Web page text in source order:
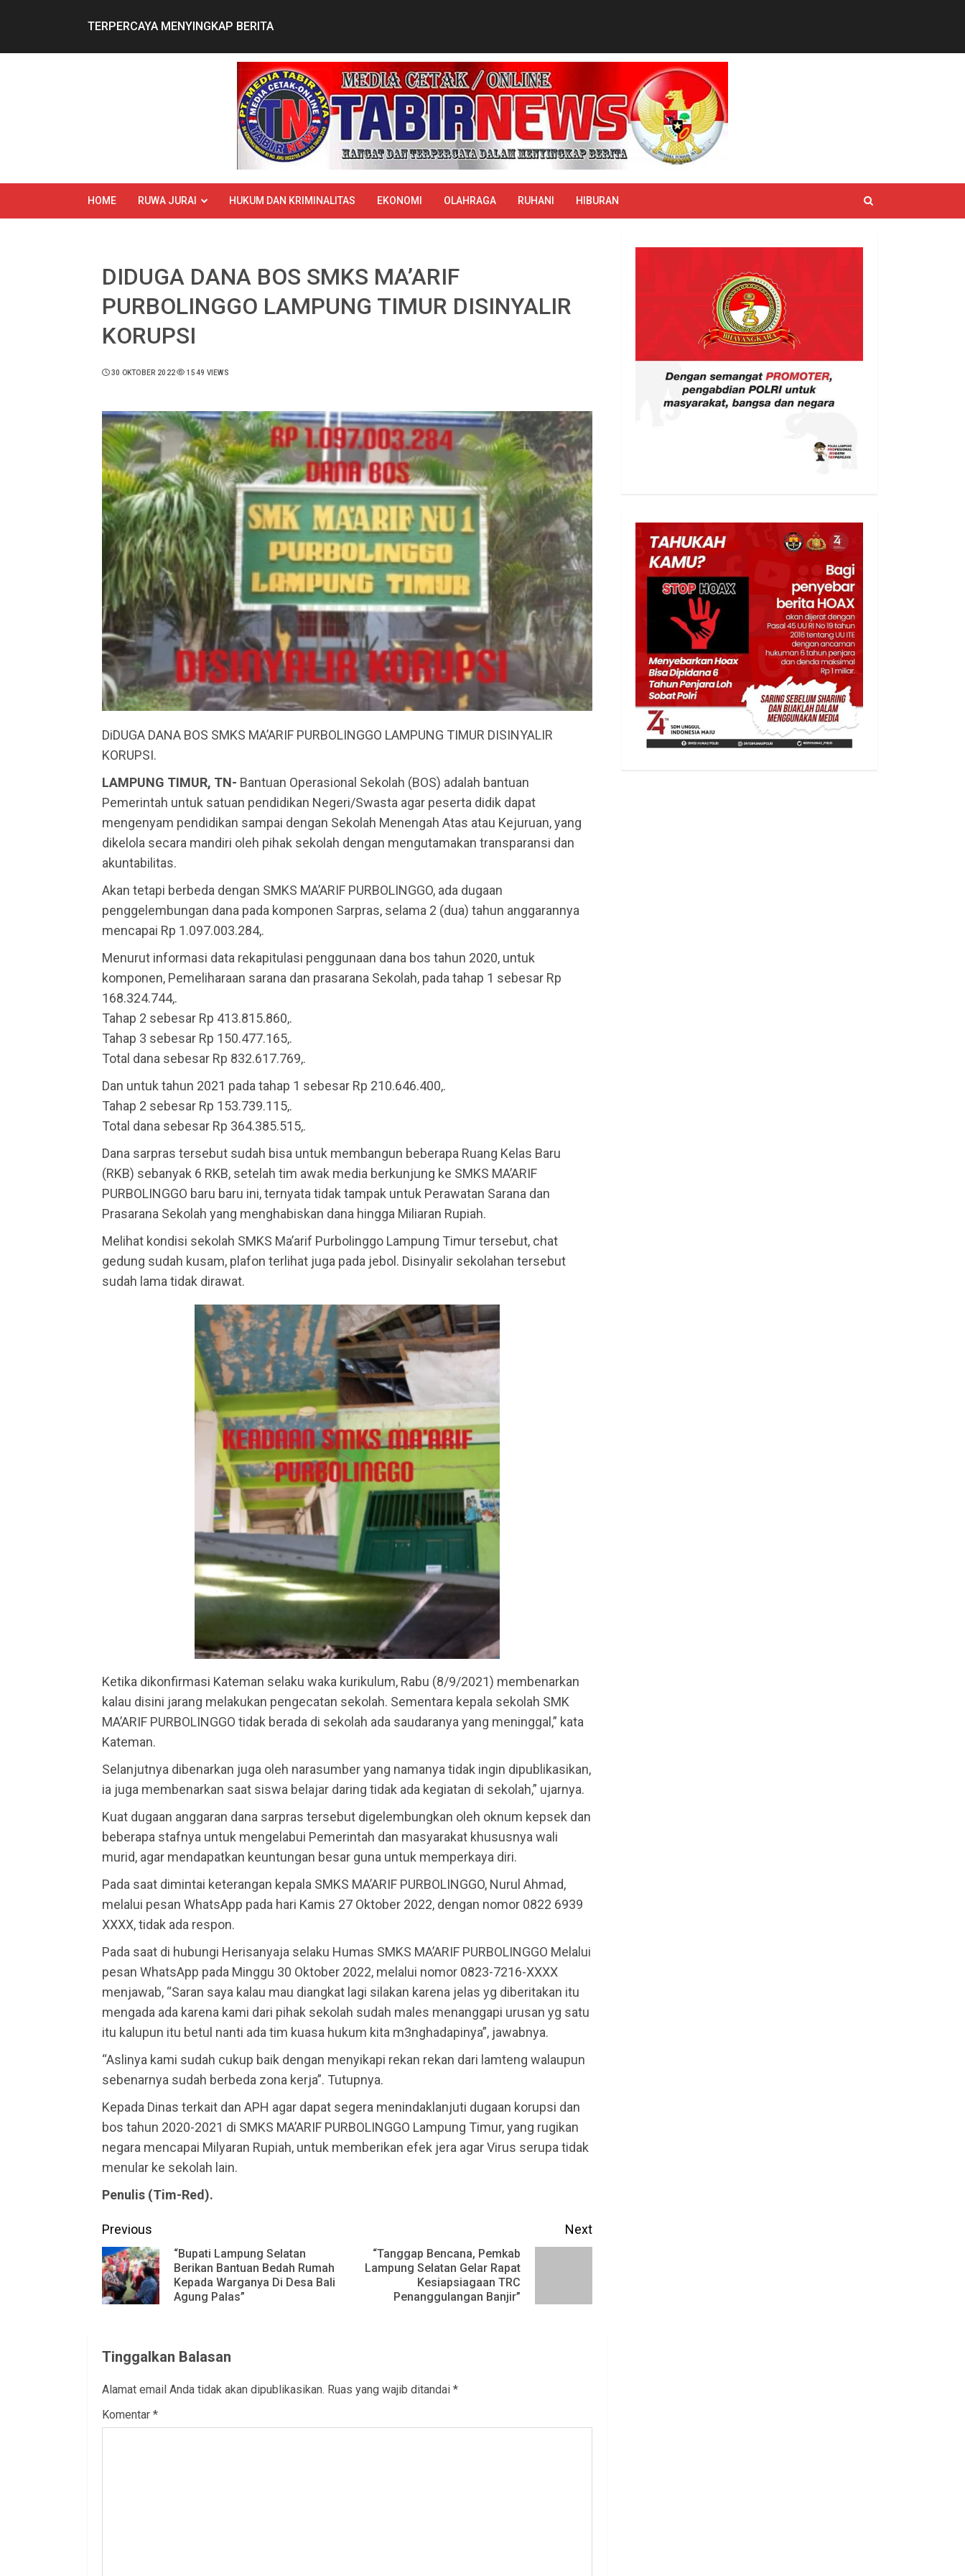
TERPERCAYA MENYINGKAP BERITA
HOME RUWA JURAI HUKUM DAN KRIMINALITAS EKONOMI OLAHRAGA RUHANI HIBURAN
DIDUGA DANA BOS SMKS MA’ARIF
PURBOLINGGO LAMPUNG TIMUR DISINYALIR
KORUPSI
30 OKTOBER 2022 1549 VIEWS
DiDUGA DANA BOS SMKS MA’ARIF PURBOLINGGO LAMPUNG TIMUR DISINYALIR
KORUPSI.
LAMPUNG TIMUR, TN- Bantuan Operasional Sekolah (BOS) adalah bantuan
Pemerintah untuk satuan pendidikan Negeri/Swasta agar peserta didik dapat
mengenyam pendidikan sampai dengan Sekolah Menengah Atas atau Kejuruan, yang
dikelola secara mandiri oleh pihak sekolah dengan mengutamakan transparansi dan
akuntabilitas.
Akan tetapi berbeda dengan SMKS MA’ARIF PURBOLINGGO, ada dugaan
penggelembungan dana pada komponen Sarpras, selama 2 (dua) tahun anggarannya
mencapai Rp 1.097.003.284,.
Menurut informasi data rekapitulasi penggunaan dana bos tahun 2020, untuk
komponen, Pemeliharaan sarana dan prasarana Sekolah, pada tahap 1 sebesar Rp
168.324.744,.
Tahap 2 sebesar Rp 413.815.860,.
Tahap 3 sebesar Rp 150.477.165,.
Total dana sebesar Rp 832.617.769,.
Dan untuk tahun 2021 pada tahap 1 sebesar Rp 210.646.400,.
Tahap 2 sebesar Rp 153.739.115,.
Total dana sebesar Rp 364.385.515,.
Dana sarpras tersebut sudah bisa untuk membangun beberapa Ruang Kelas Baru
(RKB) sebanyak 6 RKB, setelah tim awak media berkunjung ke SMKS MA’ARIF
PURBOLINGGO baru baru ini, ternyata tidak tampak untuk Perawatan Sarana dan
Prasarana Sekolah yang menghabiskan dana hingga Miliaran Rupiah.
Melihat kondisi sekolah SMKS Ma’arif Purbolinggo Lampung Timur tersebut, chat
gedung sudah kusam, plafon terlihat juga pada jebol. Disinyalir sekolahan tersebut
sudah lama tidak dirawat.
Ketika dikonfirmasi Kateman selaku waka kurikulum, Rabu (8/9/2021) membenarkan
kalau disini jarang melakukan pengecatan sekolah. Sementara kepala sekolah SMK
MA’ARIF PURBOLINGGO tidak berada di sekolah ada saudaranya yang meninggal,” kata
Kateman.
Selanjutnya dibenarkan juga oleh narasumber yang namanya tidak ingin dipublikasikan,
ia juga membenarkan saat siswa belajar daring tidak ada kegiatan di sekolah,” ujarnya.
Kuat dugaan anggaran dana sarpras tersebut digelembungkan oleh oknum kepsek dan
beberapa stafnya untuk mengelabui Pemerintah dan masyarakat khususnya wali
murid, agar mendapatkan keuntungan besar guna untuk memperkaya diri.
Pada saat dimintai keterangan kepala SMKS MA’ARIF PURBOLINGGO, Nurul Ahmad,
melalui pesan WhatsApp pada hari Kamis 27 Oktober 2022, dengan nomor 0822 6939
XXXX, tidak ada respon.
Pada saat di hubungi Herisanyaja selaku Humas SMKS MA’ARIF PURBOLINGGO Melalui
pesan WhatsApp pada Minggu 30 Oktober 2022, melalui nomor 0823-7216-XXXX
menjawab, “Saran saya kalau mau diangkat lagi silakan karena jelas yg diberitakan itu
mengada ada karena kami dari pihak sekolah sudah males menanggapi urusan yg satu
itu kalupun itu betul nanti ada tim kuasa hukum kita m3nghadapinya”, jawabnya.
“Aslinya kami sudah cukup baik dengan menyikapi rekan rekan dari lamteng walaupun
sebenarnya sudah berbeda zona kerja”. Tutupnya.
Kepada Dinas terkait dan APH agar dapat segera menindaklanjuti dugaan korupsi dan
bos tahun 2020-2021 di SMKS MA’ARIF PURBOLINGGO Lampung Timur, yang rugikan
negara mencapai Milyaran Rupiah, untuk memberikan efek jera agar Virus serupa tidak
menular ke sekolah lain.
Penulis (Tim-Red).
Continue
Reading
Previous
Previous
“Bupati Lampung Selatan
Berikan Bantuan Bedah Rumah
Kepada Warganya Di Desa Bali
Agung Palas”
Next
Next
“Tanggap Bencana, Pemkab
Lampung Selatan Gelar Rapat
Kesiapsiagaan TRC
Penanggulangan Banjir”
Tinggalkan Balasan
Alamat email Anda tidak akan dipublikasikan. Ruas yang wajib ditandai *
Komentar *